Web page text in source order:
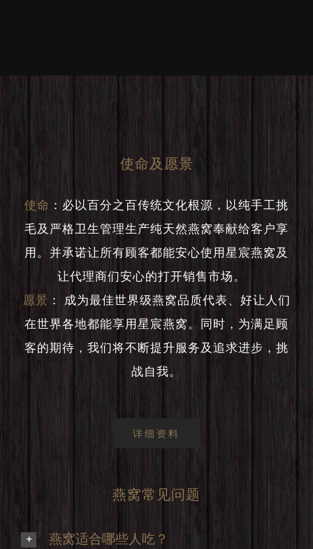
使命及愿景
使命 ： 必以百分之百传统文化根源，以纯手工挑
毛及严格卫生管理生产纯天然燕窝奉献给客户享
用。并承诺让所有顾客都能安心使用星宸燕窝及
让代理商们安心的打开销售市场。
愿景 ：
成为最佳世界级燕窝品质代表、好让人们
在世界各地都能享用星宸燕窝。同时，为满足顾
客的期待，我们将不断提升服务及追求进步，挑
战自我。
详细资料
燕窝常见问题
燕窝适合哪些人吃？